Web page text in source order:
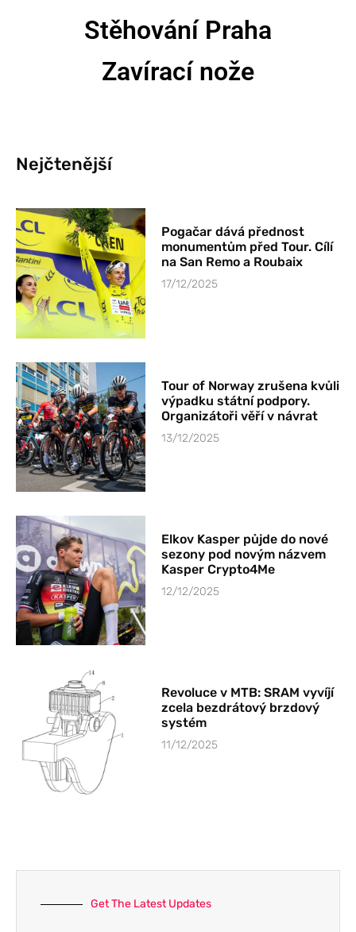
Stěhování Praha
Zavírací nože
Nejčtenější
Pogačar dává přednost
monumentům před Tour. Cílí
na San Remo a Roubaix
17/12/2025
Tour of Norway zrušena kvůli
výpadku státní podpory.
Organizátoři věří v návrat
13/12/2025
Elkov Kasper půjde do nové
sezony pod novým názvem
Kasper Crypto4Me
12/12/2025
Revoluce v MTB: SRAM vyvíjí
zcela bezdrátový brzdový
systém
11/12/2025
Get The Latest Updates